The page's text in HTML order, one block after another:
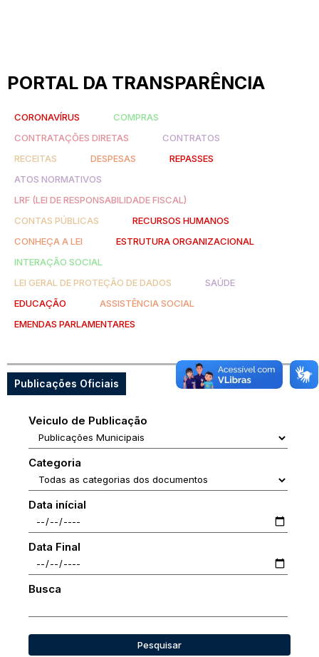
PORTAL DA TRANSPARÊNCIA
CORONAVÍRUS
COMPRAS
CONTRATAÇÕES DIRETAS
CONTRATOS
RECEITAS
DESPESAS
REPASSES
ATOS NORMATIVOS
LRF (LEI DE RESPONSABILIDADE FISCAL)
CONTAS PÚBLICAS
RECURSOS HUMANOS
CONHEÇA A LEI
ESTRUTURA ORGANIZACIONAL
INTERAÇÃO SOCIAL
LEI GERAL DE PROTEÇÃO DE DADOS
SAÚDE
EDUCAÇÃO
ASSISTÊNCIA SOCIAL
EMENDAS PARLAMENTARES
Publicações Oficiais
Veiculo de Publicação
Categoria
Data inícial
Data Final
Busca
Pesquisar